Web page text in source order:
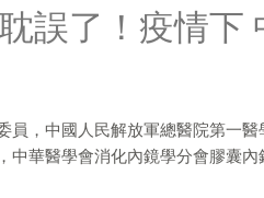
誤了！疫情下
員，中國人民解放軍總醫院第一
中華醫學會消化內鏡學分會膠囊